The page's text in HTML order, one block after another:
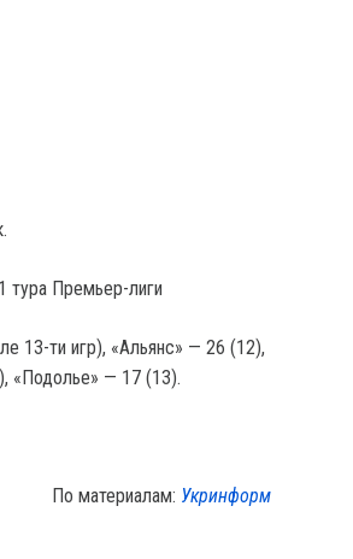
тура Премьер-лиги
13-ти игр), «Альянс» — 26 (12),
«Подолье» — 17 (13).
По материалам: Укринформ